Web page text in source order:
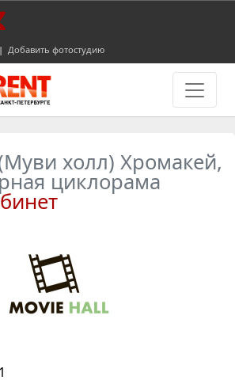
| Добавить фотостудию
холл) Хромакей,
циклорама